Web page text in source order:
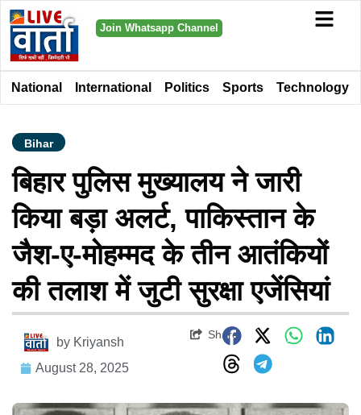
Join Whatsapp Channel
National International Politics Sports Technology
Bihar
बिहार पुलिस मुख्यालय ने जारी
किया बड़ा अलर्ट, पाकिस्तान के
जैश-ए-मोहम्मद के तीन आतंकियों
की तलाश में जुटी सुरक्षा एजेंसियां
by Kriyansh
August 28, 2025
Share